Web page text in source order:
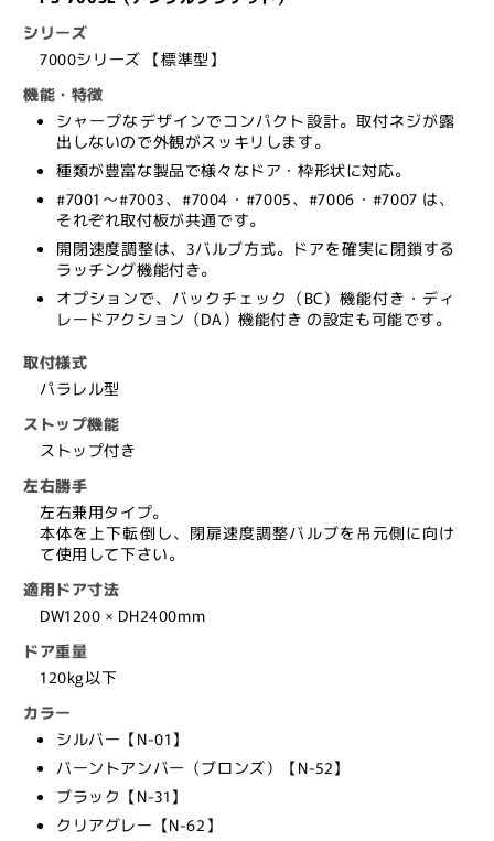
ト）
【ス
ッ
プ
付
き,
パ
ラ
レ
ル
型,
シ
リ
ー
ズ,
ド
ア
チ
ッ
ク】
の
数
量
を
減
ら
【ス
プ
付
き,
パ
ラ
レ
ル
型,
ア
チ
ク】
を
増
や
す
シリーズ
7000シリーズ 【標準型】
機能・特徴
シャープなデザインでコンパクト設計。取付ネジが露
出しないので外観がスッキリします。
種類が豊富な製品で様々なドア・枠形状に対応。
#7001〜#7003、#7004・#7005、#7006・#7007 は、
それぞれ取付板が共通です。
開閉速度調整は、3バルブ方式。ドアを確実に閉鎖する
ラッチング機能付き。
オプションで、バックチェック（BC）機能付き・ディ
レードアクション（DA）機能付き の設定も可能です。
取付様式
パラレル型
ストップ機能
ストップ付き
左右勝手
左右兼用タイプ。
本体を上下転倒し、閉扉速度調整バルブを吊元側に向け
て使用して下さい。
適用ドア寸法
DW1200 × DH2400mm
ドア重量
120kg以下
カラー
シルバー【N-01】
バーントアンバー（ブロンズ）【N-52】
ブラック【N-31】
クリアグレー【N-62】